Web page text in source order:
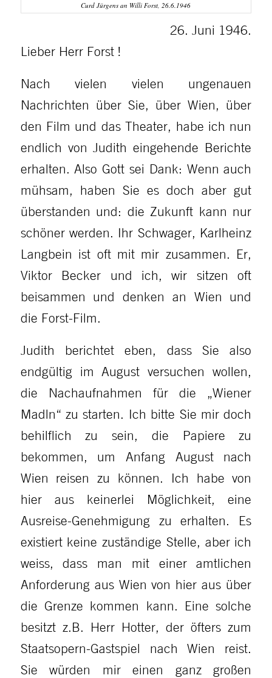
Curd Jürgens an Willi Forst, 26.6.1946
26. Juni 1946.
Lieber Herr Forst !
Nach vielen vielen ungenauen
Nachrichten über Sie, über Wien, über
den Film und das Theater, habe ich nun
endlich von Judith eingehende Berichte
erhalten. Also Gott sei Dank: Wenn auch
mühsam, haben Sie es doch aber gut
überstanden und: die Zukunft kann nur
schöner werden. Ihr Schwager, Karlheinz
Langbein ist oft mit mir zusammen. Er,
Viktor Becker und ich, wir sitzen oft
beisammen und denken an Wien und
die Forst-Film.
Judith berichtet eben, dass Sie also
endgültig im August versuchen wollen,
die Nachaufnahmen für die „Wiener
Madln“ zu starten. Ich bitte Sie mir doch
behilflich zu sein, die Papiere zu
bekommen, um Anfang August nach
Wien reisen zu können. Ich habe von
hier aus keinerlei Möglichkeit, eine
Ausreise-Genehmigung zu erhalten. Es
existiert keine zuständige Stelle, aber ich
weiss, dass man mit einer amtlichen
Anforderung aus Wien von hier aus über
die Grenze kommen kann. Eine solche
besitzt z.B. Herr Hotter, der öfters zum
Staatsopern-Gastspiel nach Wien reist.
Sie würden mir einen ganz großen